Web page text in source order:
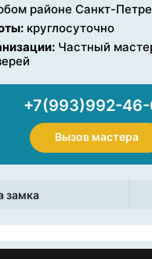
районе Санкт-
круглосуточно
Частный
+7(993)992-
Вызов мастера
замка